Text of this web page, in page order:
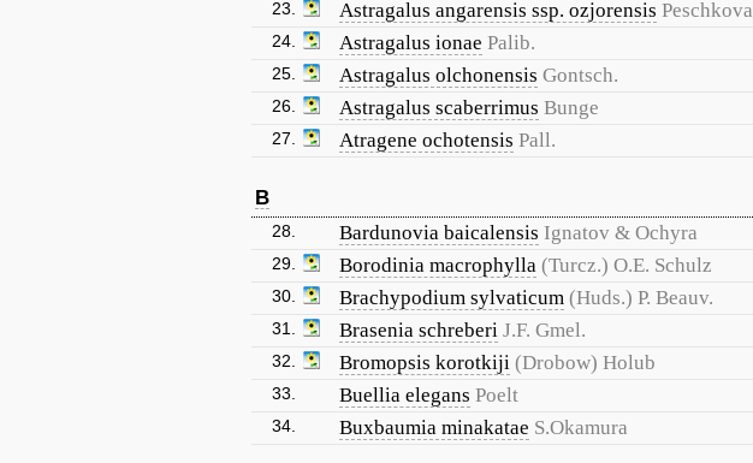
23.
Astragalus angarensis ssp. ozjorensis Peschkova
24.
Astragalus ionae Palib.
25.
Astragalus olchonensis Gontsch.
26.
Astragalus scaberrimus Bunge
27.
Atragene ochotensis Pall.
B
28. Bardunovia baicalensis Ignatov & Ochyra
29.
Borodinia macrophylla (Turcz.) O.E. Schulz
30.
Brachypodium sylvaticum (Huds.) P. Beauv.
31.
Brasenia schreberi J.F. Gmel.
32.
Bromopsis korotkiji (Drobow) Holub
33.
Buellia elegans Poelt
34.
Buxbaumia minakatae S.Okamura